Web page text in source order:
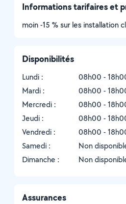
Informations tarifaires et
moin -15 % sur les installation
Disponibilités
Lundi :
08h00 -
Mardi :
08h00 -
Mercredi :
08h00 -
Jeudi :
08h00 -
Vendredi :
08h00 -
Samedi :
Non
Dimanche :
Non
Assurances